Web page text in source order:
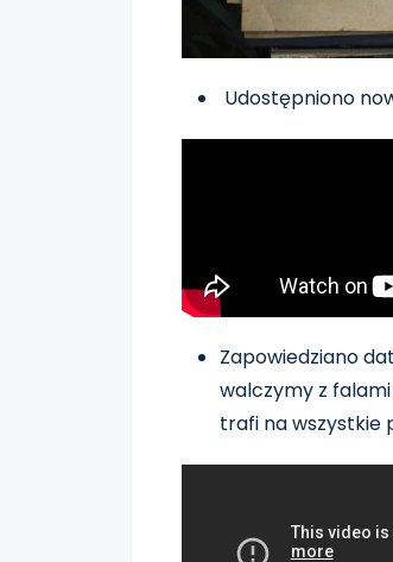
Udostępniono
Zapowiedziano
walczymy z
trafi na wszystkie